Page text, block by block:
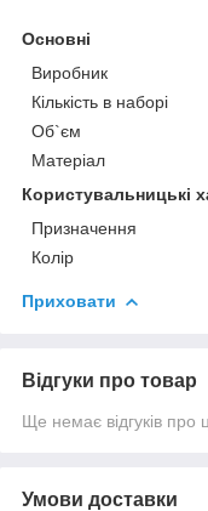
Основні
Виробник
Кількість в наборі
Об`єм
Матеріал
Користувальницькі
Призначення
Колір
Приховати
Відгуки про товар
Ще немає відгуків про
Умови доставки